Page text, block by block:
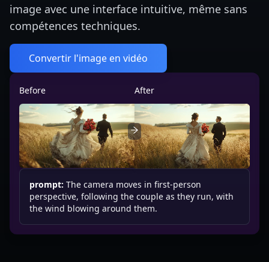
image avec une interface intuitive, même sans
compétences techniques.
Convertir l'image en vidéo
Before After
prompt: The camera moves in first-person
perspective, following the couple as they run, with
the wind blowing around them.